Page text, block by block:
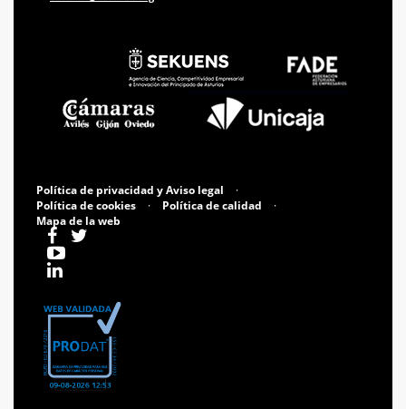
Política de privacidad y Aviso legal
·
Política de cookies
· Política de calidad
·
Mapa de la web